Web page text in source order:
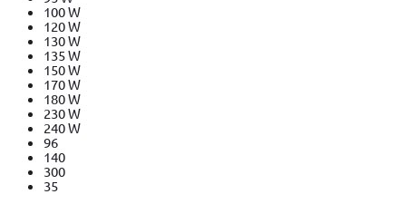
100 W
120 W
130 W
135 W
150 W
170 W
180 W
230 W
240 W
96
140
300
35